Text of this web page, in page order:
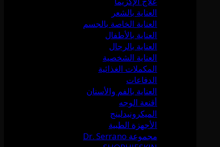
العناية بالشعر
العناية الخاصة بالجسم
العناية بالأطفال
العناية بالرجال
العناية الشخصية
المكملات الغذائية
الدفاعات
العناية بالفم والأسنان
أقنعة الوجه
الميكرونيدلينج
الأجهزة الطبية
مجموعة Dr. Serrano